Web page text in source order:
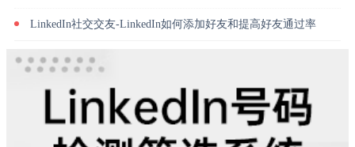
LinkedIn社交交友-LinkedIn如何添加好友和提高好友通过率